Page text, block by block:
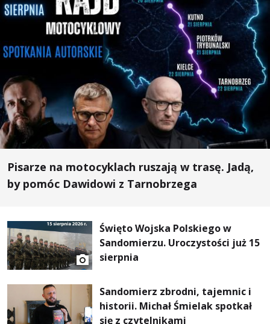
Pisarze na motocyklach ruszają w trasę. Jadą,
by pomóc Dawidowi z Tarnobrzega
Święto Wojska Polskiego w
Sandomierzu. Uroczystości już 15
sierpnia
Sandomierz zbrodni, tajemnic i
historii. Michał Śmielak spotkał
się z czytelnikami